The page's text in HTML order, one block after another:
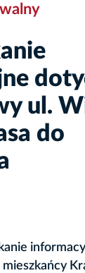
ul.
do